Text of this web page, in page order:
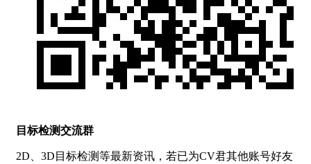
目标检测交流群
2D、3D目标检测等最新资讯，若已为CV君其他账号好友